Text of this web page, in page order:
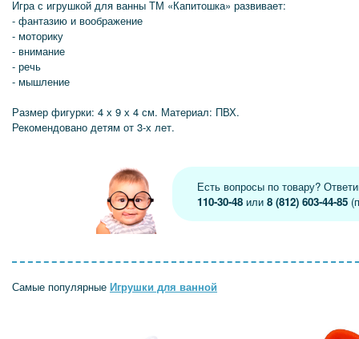
Игра с игрушкой для ванны ТМ «Капитошка» развивает:
- фантазию и воображение
- моторику
- внимание
- речь
- мышление
Размер фигурки: 4 х 9 х 4 см. Материал: ПВХ.
Рекомендовано детям от 3-х лет.
Есть вопросы по товару?
110-30-48 или8 (812) 603-44-85
Самые популярные Игрушки для ванной